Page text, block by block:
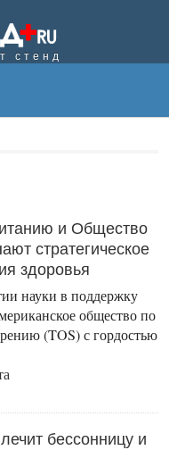
стенд
и Общество
стратегическое
здоровья
науки в поддержку
общество по
(TOS) с гордостью
бессонницу и